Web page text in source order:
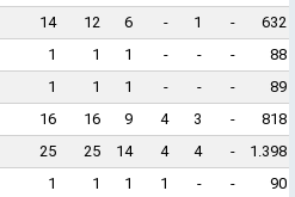
14 12 6 - 1 -
632
1 1 1 - - -
88
1 1 1 - - -
89
16 16 9 4 3 -
818
25 25 14 4 4 -
1.398
1 1 1 1 - -
90